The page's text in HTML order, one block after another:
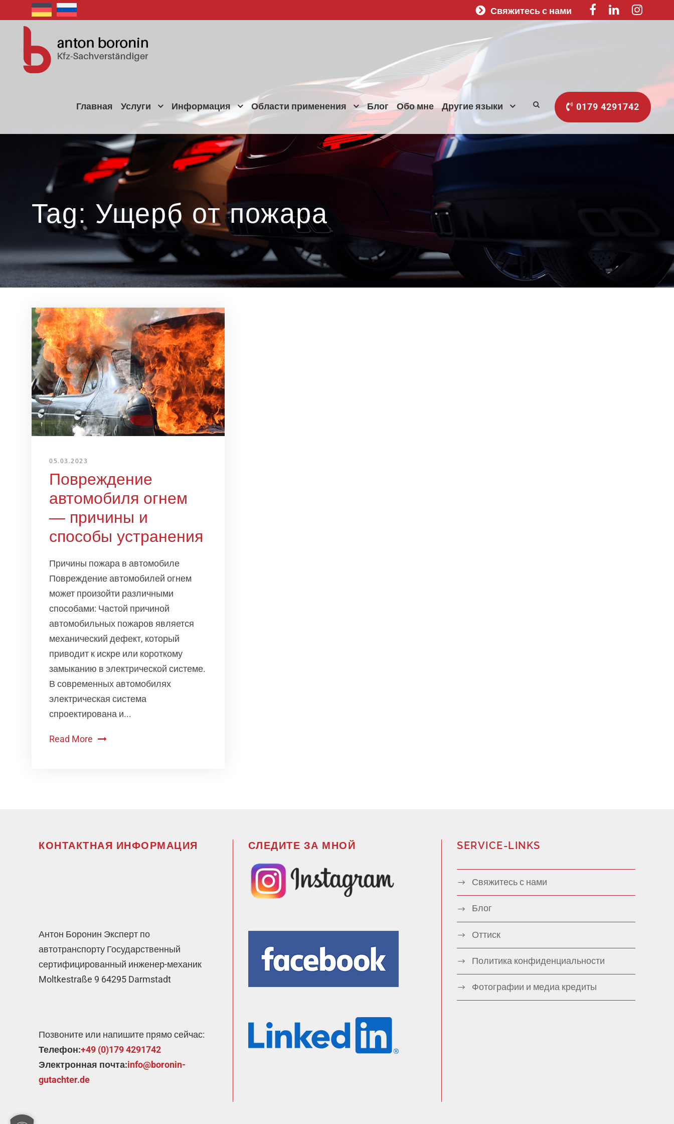
Свяжитесь с нами
Главная Услуги Информация Области применения Блог Обо мне Другие языки 0179 4291742
Tag: Ущерб от пожара
05.03.2023
Повреждение
автомобиля огнем
— причины и
способы устранения
Причины пожара в автомобиле
Повреждение автомобилей огнем
может произойти различными
способами: Частой причиной
автомобильных пожаров является
механический дефект, который
приводит к искре или короткому
замыканию в электрической системе.
В современных автомобилях
электрическая система
спроектирована и...
Read More
КОНТАКТНАЯ ИНФОРМАЦИЯ
Антон Боронин Эксперт по
автотранспорту Государственный
сертифицированный инженер-механик
Moltkestraße 9 64295 Darmstadt
Позвоните или напишите прямо сейчас:
Телефон:+49 (0)179 4291742
Электронная почта:info@boronin-
gutachter.de
СЛЕДИТЕ ЗА МНОЙ SERVICE-LINKS
Свяжитесь с нами
Блог
Оттиск
Политика конфиденциальности
Фотографии и медиа кредиты